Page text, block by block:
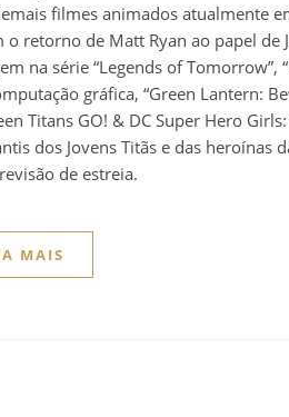
filmes animados atualmente
retorno de Matt Ryan ao papel de
na série “Legends of Tomorrow”,
gráfica, “Green Lantern:
Titans GO! & DC Super Hero
dos Jovens Titãs e das heroínas
de estreia.
MAIS